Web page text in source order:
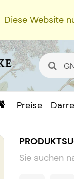
Diese Website
Preise
Sie suchen